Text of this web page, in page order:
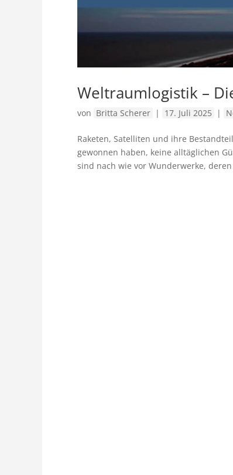
Weltraumlogistik –
von Britta Scherer | 17. Juli 2025 |
Raketen, Satelliten und ihre
gewonnen haben, keine alltäglichen
sind nach wie vor Wunderwerke, deren